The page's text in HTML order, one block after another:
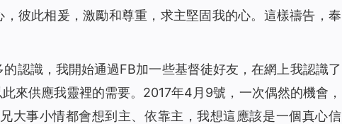
彼此相爰，激勵和尊重，求主堅固我的心。這樣禱告，奉
認識，我開始通過FB加一些基督徒好友，在網上我認識了
來供應我靈裡的需要。2017年4月9號，一次偶然的機會，
大事小情都會想到主、依靠主，我想這應該是一個真心信